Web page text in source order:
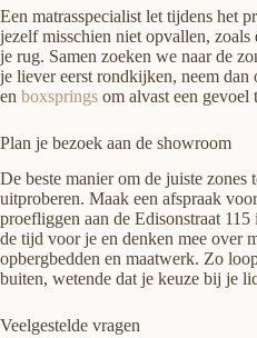
Een matrasspecialist let tijdens het
jezelf misschien niet opvallen,
je rug. Samen zoeken we naar de
je liever eerst rondkijken, neem
en boxsprings om alvast een gevoel
Plan je bezoek aan de showroom
De beste manier om de juiste zones
uitproberen. Maak een afspraak
proefliggen aan de Edisonstraat
de tijd voor je en denken mee over
opbergbedden en maatwerk. Zo
buiten, wetende dat je keuze bij je
Veelgestelde vragen